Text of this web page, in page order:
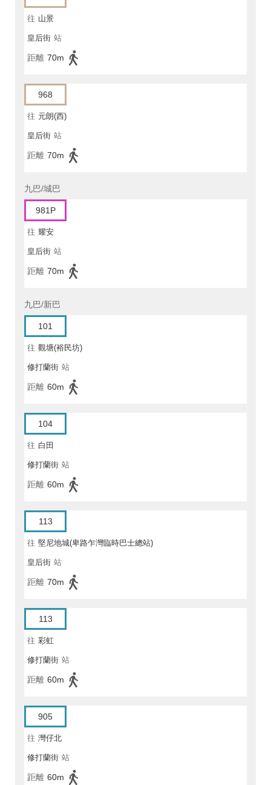
往 山景
皇后街 站
距離 70m
968
往 元朗(西)
皇后街 站
距離 70m
九巴/城巴
981P
往 耀安
皇后街 站
距離 70m
九巴/新巴
101
往 觀塘(裕民坊)
修打蘭街 站
距離 60m
104
往 白田
修打蘭街 站
距離 60m
113
往 堅尼地城(卑路乍灣臨時巴士總站)
皇后街 站
距離 70m
113
往 彩虹
修打蘭街 站
距離 60m
905
往 灣仔北
修打蘭街 站
距離 60m